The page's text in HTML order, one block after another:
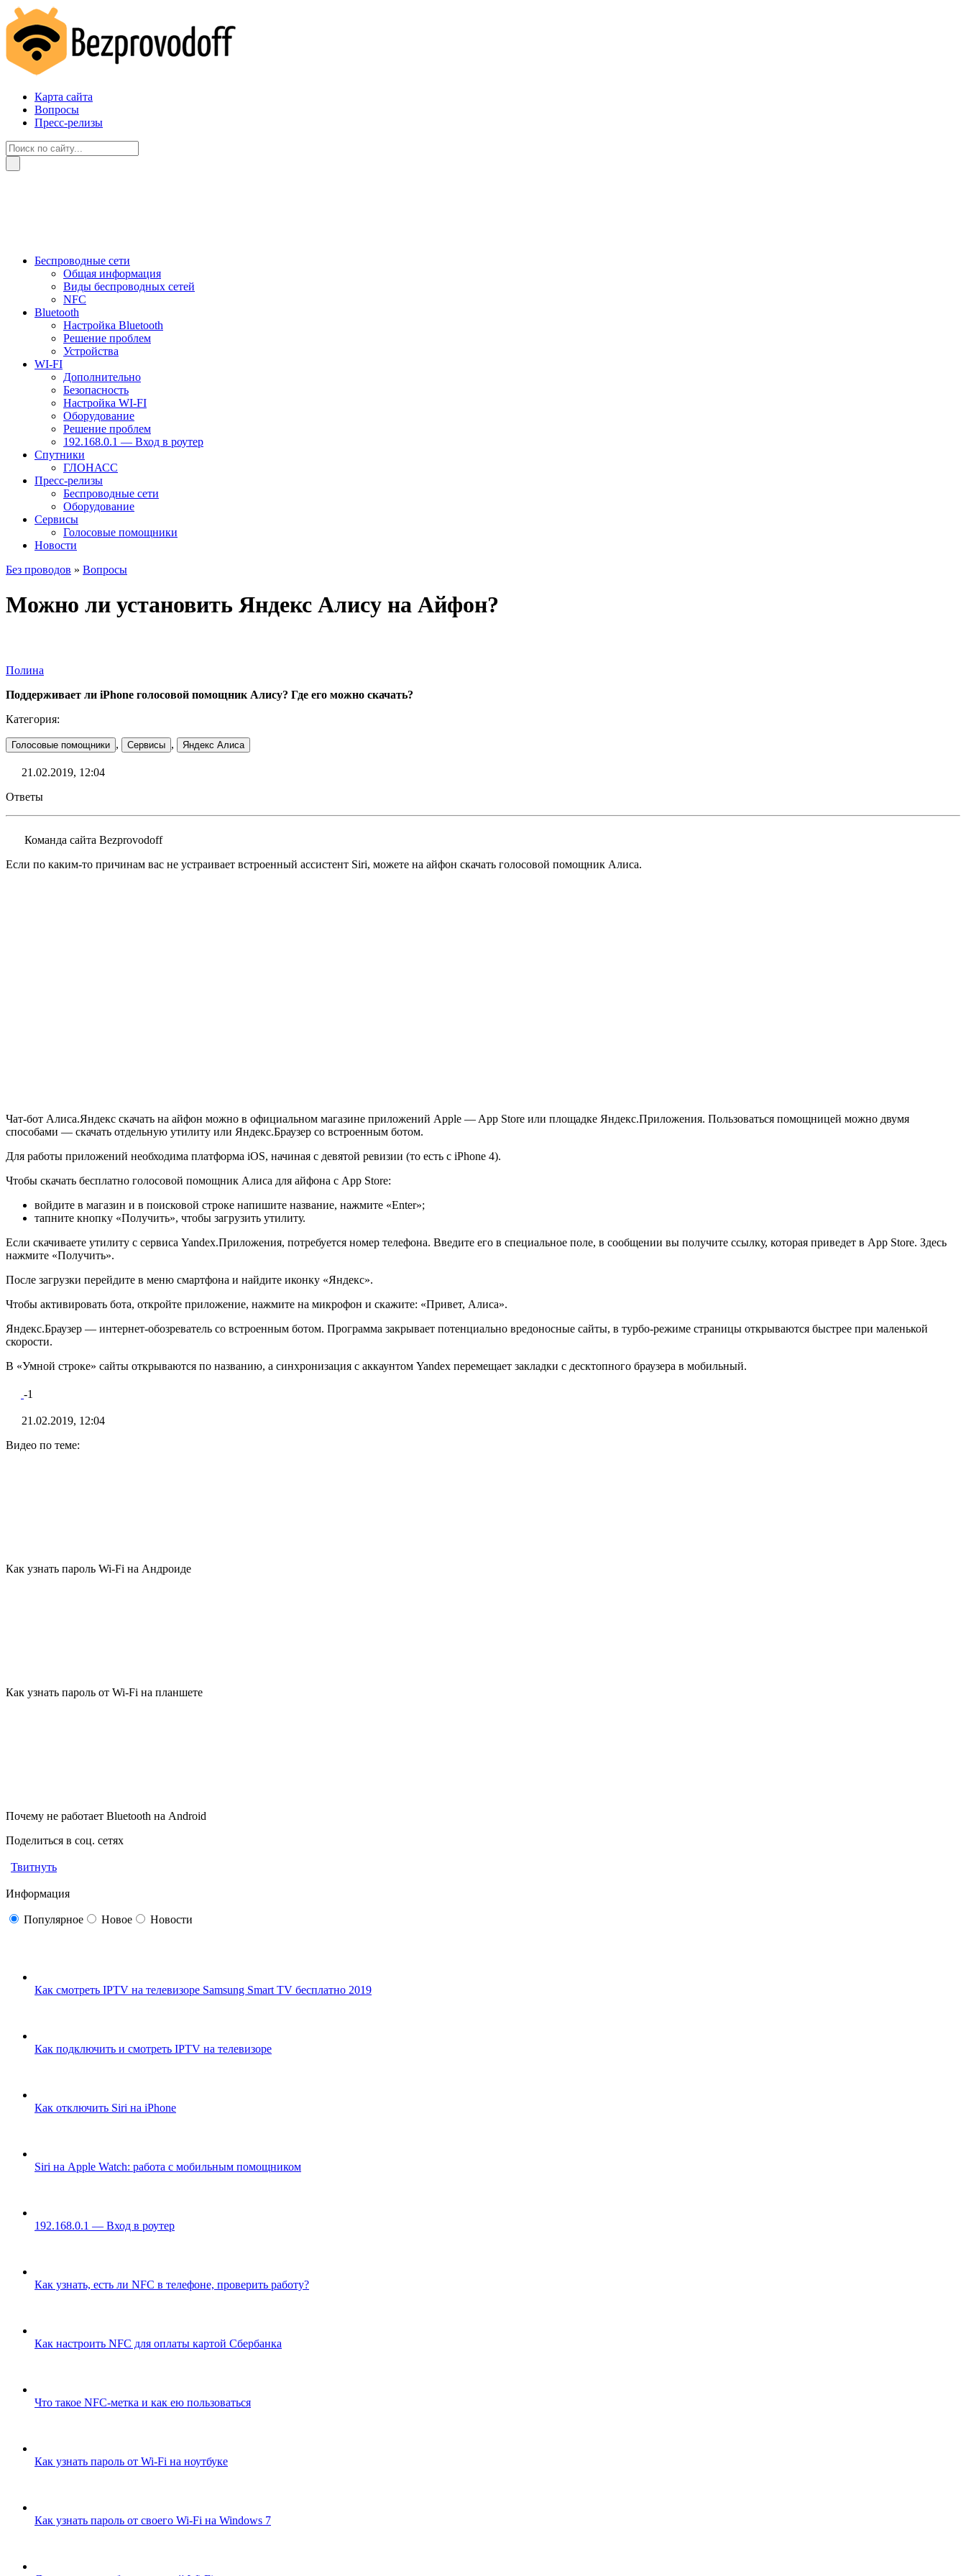
Карта сайта
Вопросы
Пресс-релизы
Беспроводные сети
Общая информация
Виды беспроводных сетей
NFC
Bluetooth
Настройка Bluetooth
Решение проблем
Устройства
WI-FI
Дополнительно
Безопасность
Настройка WI-FI
Оборудование
Решение проблем
192.168.0.1 — Вход в роутер
Спутники
ГЛОНАСС
Пресс-релизы
Беспроводные сети
Оборудование
Сервисы
Голосовые помощники
Новости
Без проводов » Вопросы
Можно ли установить Яндекс Алису на Айфон?
Полина
Поддерживает ли iPhone голосовой помощник Алису? Где его можно скачать?
Категория:
Голосовые помощники , Сервисы , Яндекс Алиса
21.02.2019, 12:04
Ответы
Команда сайта Bezprovodoff
Если по каким-то причинам вас не устраивает встроенный ассистент Siri, можете на айфон скачать голосовой помощник Алиса.
Чат-бот Алиса.Яндекс скачать на айфон можно в официальном магазине приложений Apple — App Store или площадке Яндекс.Приложения. Пользоваться помощницей можно двумя
способами — скачать отдельную утилиту или Яндекс.Браузер со встроенным ботом.
Для работы приложений необходима платформа iOS, начиная с девятой ревизии (то есть с iPhone 4).
Чтобы скачать бесплатно голосовой помощник Алиса для айфона с App Store:
войдите в магазин и в поисковой строке напишите название, нажмите «Enter»;
тапните кнопку «Получить», чтобы загрузить утилиту.
Если скачиваете утилиту с сервиса Yandex.Приложения, потребуется номер телефона. Введите его в специальное поле, в сообщении вы получите ссылку, которая приведет в App Store. Здесь
нажмите «Получить».
После загрузки перейдите в меню смартфона и найдите иконку «Яндекс».
Чтобы активировать бота, откройте приложение, нажмите на микрофон и скажите: «Привет, Алиса».
Яндекс.Браузер — интернет-обозреватель со встроенным ботом. Программа закрывает потенциально вредоносные сайты, в турбо-режиме страницы открываются быстрее при маленькой
скорости.
В «Умной строке» сайты открываются по названию, а синхронизация с аккаунтом Yandex перемещает закладки с десктопного браузера в мобильный.
-1
21.02.2019, 12:04
Видео по теме:
Как узнать пароль Wi-Fi на Андроиде
Как узнать пароль от Wi-Fi на планшете
Почему не работает Bluetooth на Android
Поделиться в соц. сетях
Твитнуть
Информация
Популярное Новое Новости
Как смотреть IPTV на телевизоре Samsung Smart TV бесплатно 2019
Как подключить и смотреть IPTV на телевизоре
Как отключить Siri на iPhone
Siri на Apple Watch: работа с мобильным помощником
192.168.0.1 — Вход в роутер
Как узнать, есть ли NFC в телефоне, проверить работу?
Как настроить NFC для оплаты картой Сбербанка
Что такое NFC-метка и как ею пользоваться
Как узнать пароль от Wi-Fi на ноутбуке
Как узнать пароль от своего Wi-Fi на Windows 7